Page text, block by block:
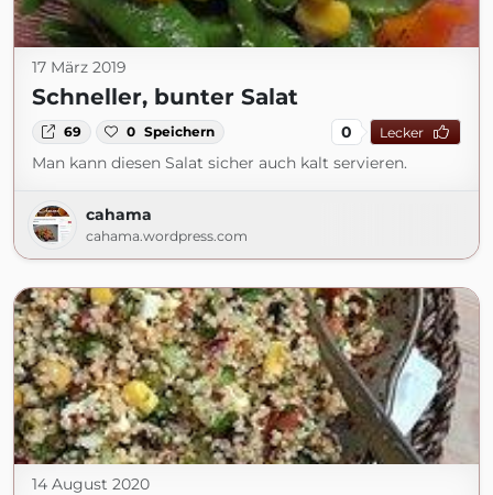
17 März 2019
Schneller, bunter Salat
69 0 Speichern 0 Lecker
Man kann diesen Salat sicher auch kalt servieren.
cahama
cahama.wordpress.com
14 August 2020